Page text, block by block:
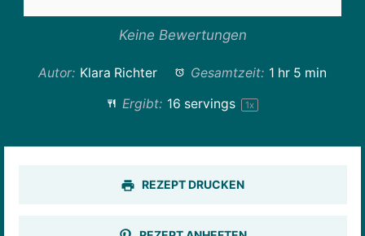
Keine Bewertungen
Autor: Klara Richter Gesamtzeit: 1 hr 5 min
Ergibt: 16 servings 1x
REZEPT DRUCKEN